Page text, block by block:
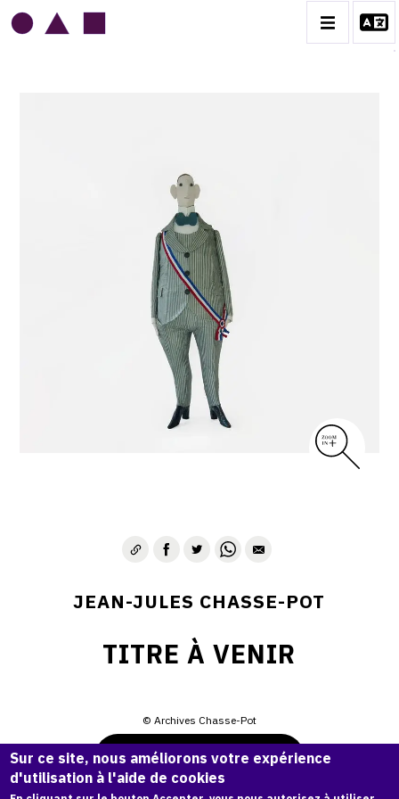
BIOGRAPHIE
CATALOGUE DES OEUVRES
L'AMOUR
L'ORDRE & LES MILITAIRES
LE GENRE HUMAIN
LES MAIRES
CONTACT
JEAN-JULES CHASSE-POT
TITRE À VENIR
© Archives Chasse-Pot
Demande d'information
Sur ce site, nous améliorons votre expérience
d'utilisation à l'aide de cookies